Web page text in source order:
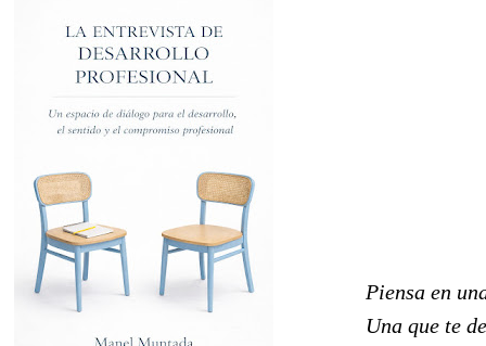
Piensa en
Una que te